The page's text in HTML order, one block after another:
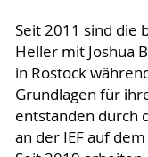
Seit 2011 sind die
Heller mit Joshua
in Rostock
Grundlagen für
entstanden durch
an der IEF auf